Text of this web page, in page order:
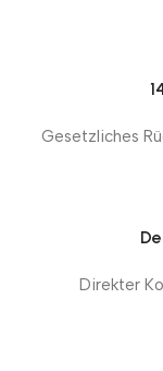
Gesetzliches
Direkter